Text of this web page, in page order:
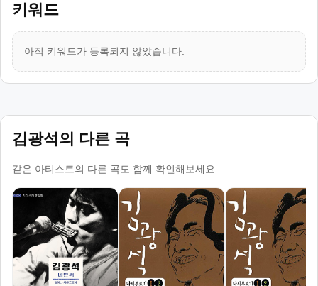
키워드
아직 키워드가 등록되지 않았습니다.
김광석의 다른 곡
같은 아티스트의 다른 곡도 함께 확인해보세요.